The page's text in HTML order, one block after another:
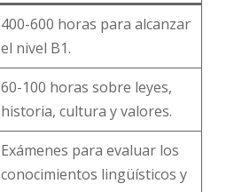
400-600 horas para alcanzar
el nivel B1.
60-100 horas sobre leyes,
historia, cultura y valores.
Exámenes para evaluar los
conocimientos lingüísticos y